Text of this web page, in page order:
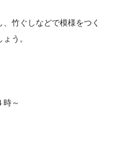
竹ぐしなどで模様をつく
う。
～